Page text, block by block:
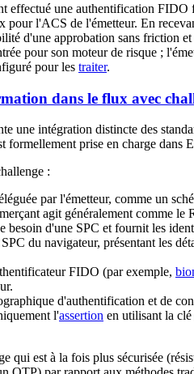
effectué une authentification FIDO
pour l'ACS de l'émetteur. En
d'une approbation sans friction
pour son moteur de risque ;
pour les traiter.
dans le flux avec
une intégration distincte des
prise en charge dans
:
par l'émetteur, comme un
agit généralement comme le
d'une SPC et fournit les
du navigateur, présentant les
FIDO (par exemple,
d'authentification et de
l'assertion en utilisant la
qui est à la fois plus sécurisée